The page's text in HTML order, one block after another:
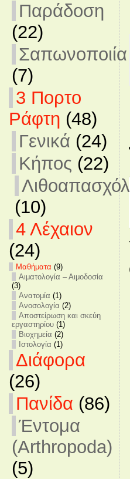
Παράδοση
(22)
Σαπωνοποιία
(7)
3 Πορτο
Ράφτη (48)
Γενικά (24)
Κήπος (22)
(10)
4 Λέχαιον
(24)
Mαθήματα (9)
Αιματολογία – Αιμοδοσία
(3)
Ανατομία (1)
Ανοσολογία (2)
Αποστείρωση και σκεύη
εργαστηρίου(1)
Βιοχημεία (2)
Ιστολογία (1)
Διάφορα
(26)
Πανίδα (86)
Έντομα
(Arthropoda)
(5)